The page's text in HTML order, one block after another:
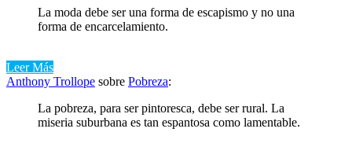
La moda debe ser una forma de escapismo y no una
forma de encarcelamiento.
Leer Más
Anthony Trollope sobre Pobreza:
La pobreza, para ser pintoresca, debe ser rural. La
miseria suburbana es tan espantosa como lamentable.